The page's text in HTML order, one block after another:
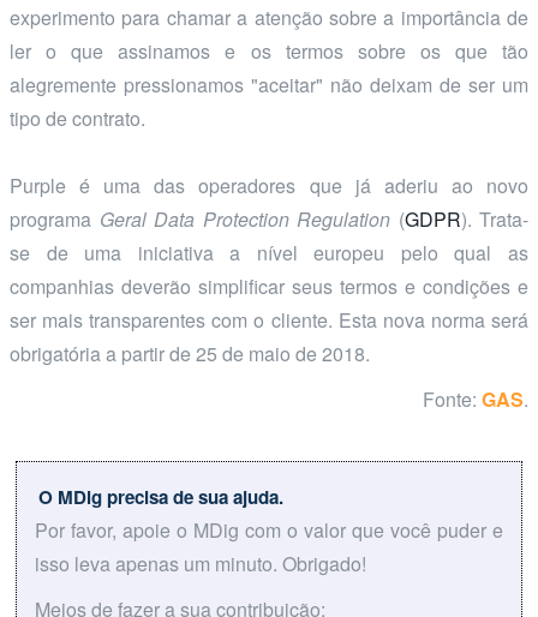
experimento para chamar a atenção sobre a importância de
ler o que assinamos e os termos sobre os que tão
alegremente pressionamos "aceitar" não deixam de ser um
tipo de contrato.
Purple é uma das operadores que já aderiu ao novo
programa Geral Data Protection Regulation (GDPR). Trata-
se de uma iniciativa a nível europeu pelo qual as
companhias deverão simplificar seus termos e condições e
ser mais transparentes com o cliente. Esta nova norma será
obrigatória a partir de 25 de maio de 2018.
Fonte: GAS.
O MDig precisa de sua ajuda.
Por favor, apoie o MDig com o valor que você puder e
isso leva apenas um minuto. Obrigado!
Meios de fazer a sua contribuição: